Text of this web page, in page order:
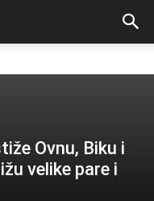
Ovnu, Biku i
velike pare i